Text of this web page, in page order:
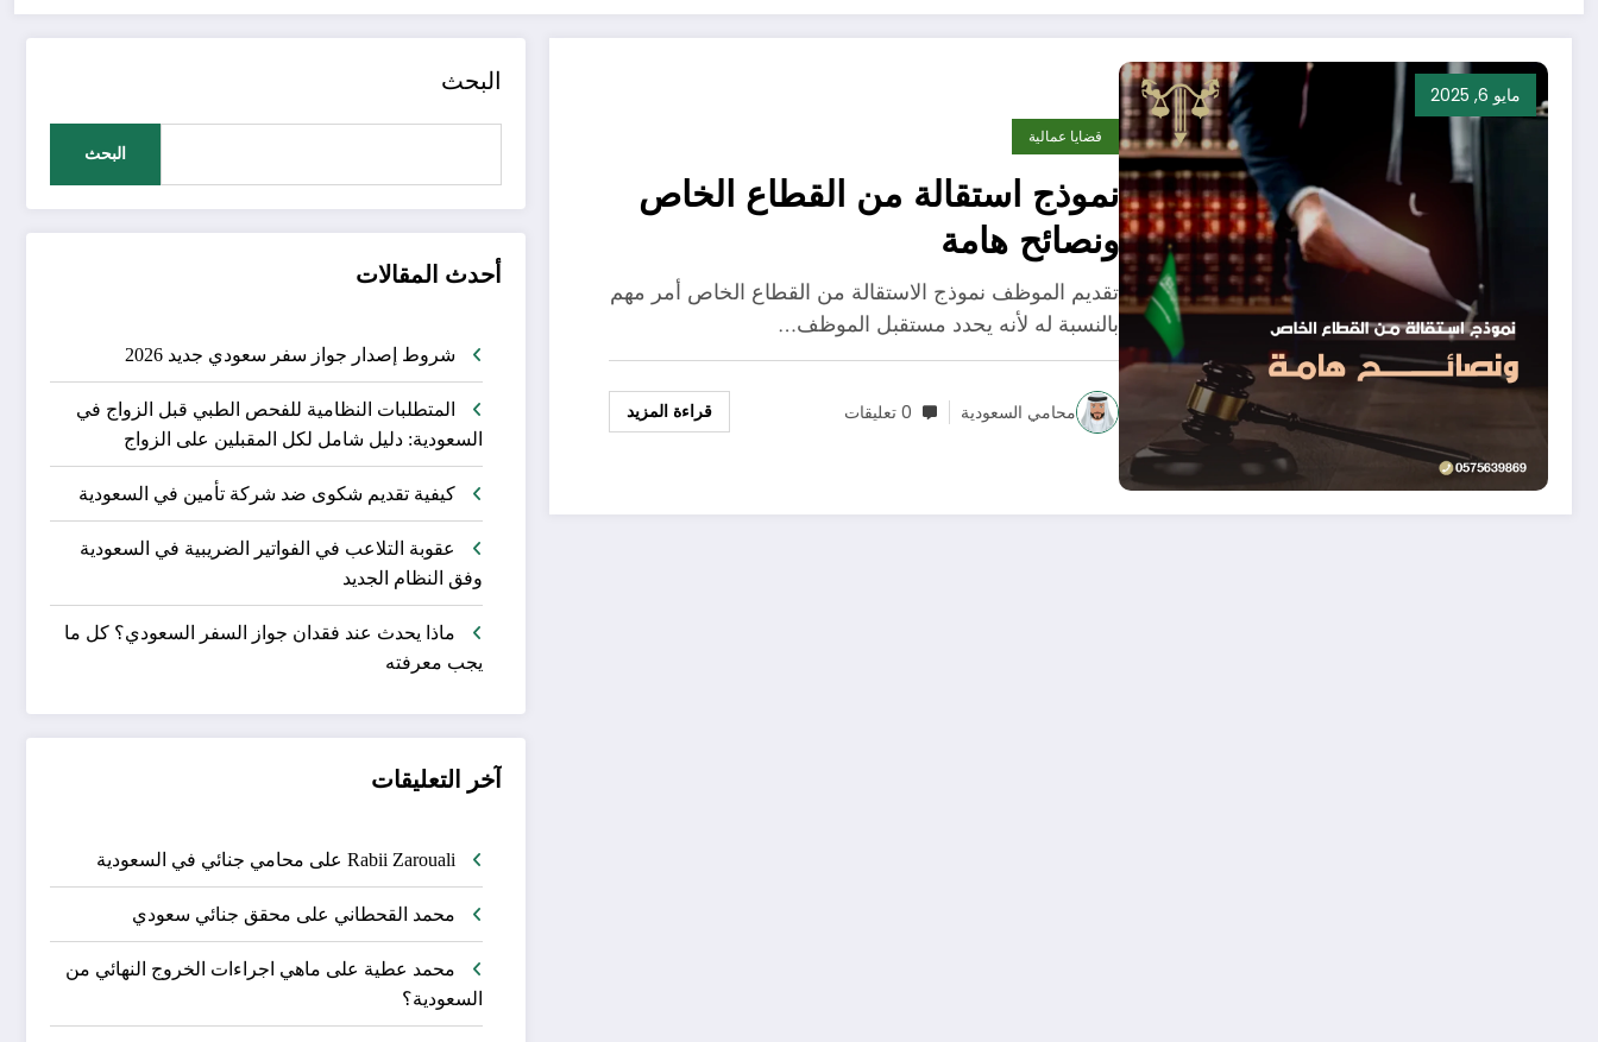
مايو 6, 2025
قضايا عمالية
نموذج استقالة من القطاع الخاص
ونصائح هامة
تقديم الموظف نموذج الاستقالة من القطاع الخاص أمر مهم
بالنسبة له لأنه يحدد مستقبل الموظف…
محامي السعودية 0 تعليقات قراءة المزيد
البحث
البحث
أحدث المقالات
شروط إصدار جواز سفر سعودي جديد 2026
المتطلبات النظامية للفحص الطبي قبل الزواج في
السعودية: دليل شامل لكل المقبلين على الزواج
كيفية تقديم شكوى ضد شركة تأمين في السعودية
عقوبة التلاعب في الفواتير الضريبية في السعودية
وفق النظام الجديد
ماذا يحدث عند فقدان جواز السفر السعودي؟ كل ما
يجب معرفته
آخر التعليقات
Rabii Zarouali على محامي جنائي في السعودية
محمد القحطاني على محقق جنائي سعودي
محمد عطية على ماهي اجراءات الخروج النهائي من
السعودية؟